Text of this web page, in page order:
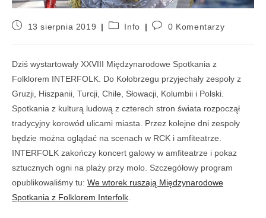
13 sierpnia 2019 Info 0 Komentarzy
Dziś wystartowały XXVIII Międzynarodowe Spotkania z
Folklorem INTERFOLK. Do Kołobrzegu przyjechały zespoły z
Gruzji, Hiszpanii, Turcji, Chile, Słowacji, Kolumbii i Polski.
Spotkania z kulturą ludową z czterech stron świata rozpoczął
tradycyjny korowód ulicami miasta. Przez kolejne dni zespoły
będzie można oglądać na scenach w RCK i amfiteatrze.
INTERFOLK zakończy koncert galowy w amfiteatrze i pokaz
sztucznych ogni na plaży przy molo. Szczegółowy program
opublikowaliśmy tu: We wtorek ruszają Międzynarodowe
Spotkania z Folklorem Interfolk